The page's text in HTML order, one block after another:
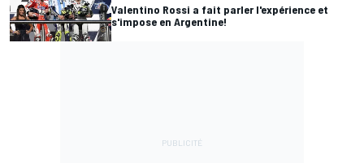
Valentino Rossi a fait parler l'expérience et
s'impose en Argentine!